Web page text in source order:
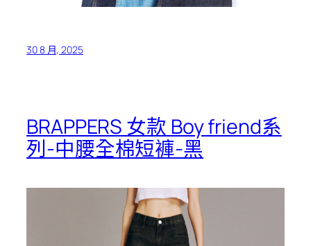
30 8 月, 2025
BRAPPERS 女款 Boy friend系
列-中腰全棉短褲-黑